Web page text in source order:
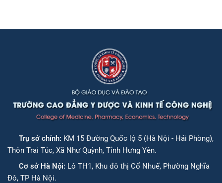
Trụ sở chính: KM 15 Đường Quốc lộ 5 (Hà Nội - Hải Phòng),
Thôn Trai Túc, Xã Như Quỳnh, Tỉnh Hưng Yên.
Cơ sở Hà Nội: Lô TH1, Khu đô thị Cổ Nhuế, Phường Nghĩa
Đô, TP Hà Nội.